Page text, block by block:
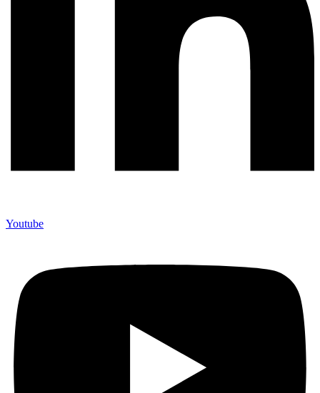
Youtube